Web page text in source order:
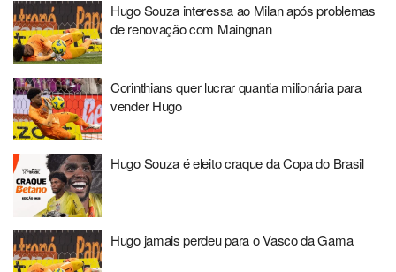
Hugo Souza interessa ao Milan após problemas
de renovação com Maingnan
Corinthians quer lucrar quantia milionária para
vender Hugo
Hugo Souza é eleito craque da Copa do Brasil
Hugo jamais perdeu para o Vasco da Gama